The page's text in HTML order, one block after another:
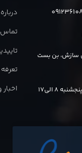
تماس
سازش، بن بست
8 الی17